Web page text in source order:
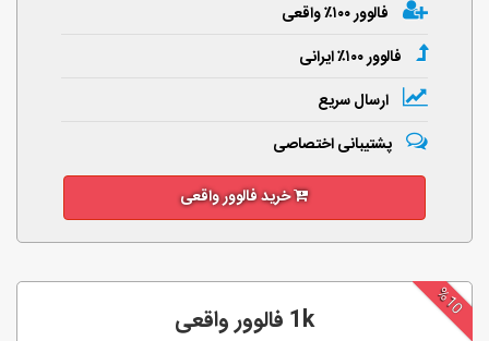
فالوور ۱۰۰٪ واقعی
فالوور ۱۰۰٪ ایرانی
ارسال سریع
پشتیبانی اختصاصی
خرید فالوور واقعی
%10
1k فالوور واقعی